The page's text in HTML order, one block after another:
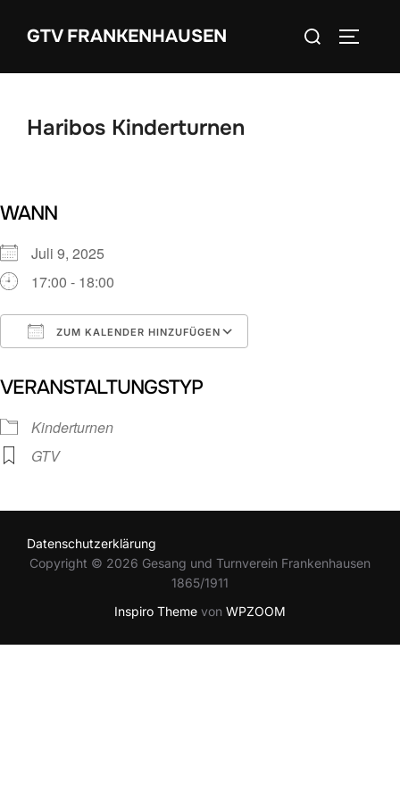
InhaltGTV FRANKENHAUSEN
Suchen
Haribos Kinderturnen
WANN
Juli 9, 2025
17:00 - 18:00
ZUM KALENDER HINZUFÜGEN
VERANSTALTUNGSTYP
Kinderturnen
GTV
Datenschutzerklärung
Copyright © 2026 Gesang und Turnverein Frankenhausen
1865/1911
Inspiro Theme von WPZOOM